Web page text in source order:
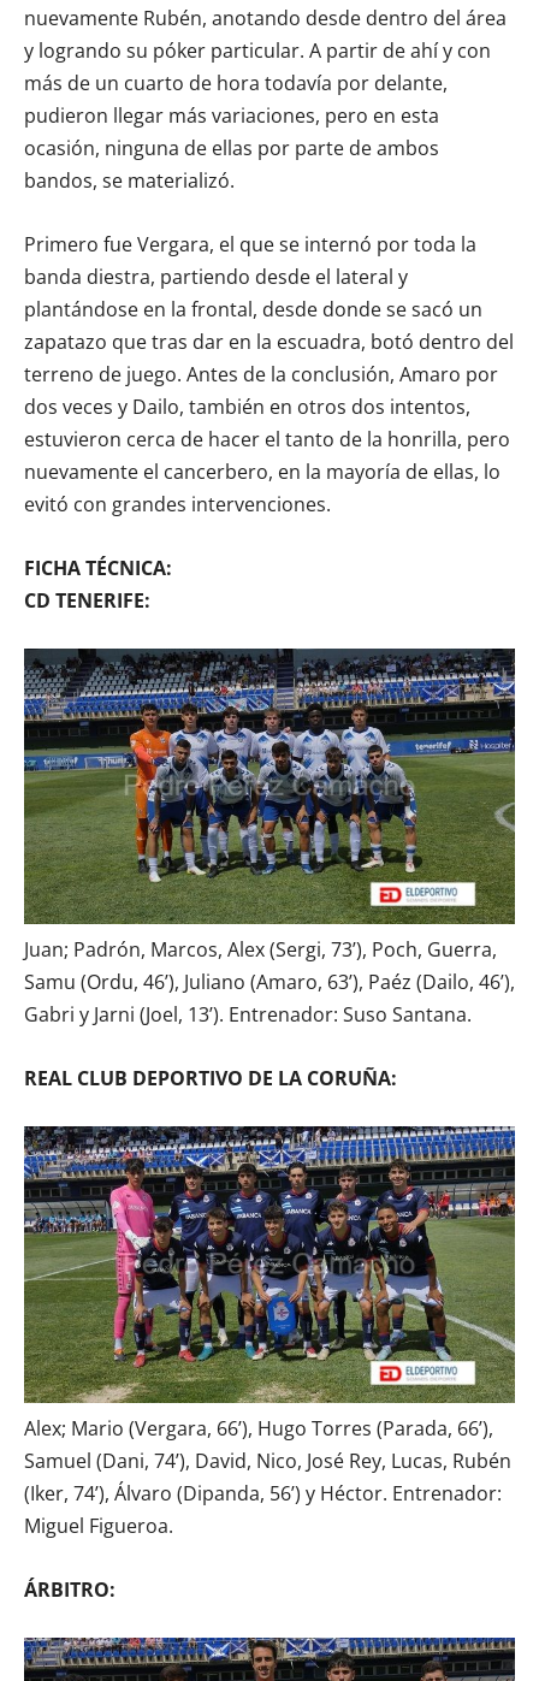
nuevamente Rubén, anotando desde dentro del área
y logrando su póker particular. A partir de ahí y con
más de un cuarto de hora todavía por delante,
pudieron llegar más variaciones, pero en esta
ocasión, ninguna de ellas por parte de ambos
bandos, se materializó.
Primero fue Vergara, el que se internó por toda la
banda diestra, partiendo desde el lateral y
plantándose en la frontal, desde donde se sacó un
zapatazo que tras dar en la escuadra, botó dentro del
terreno de juego. Antes de la conclusión, Amaro por
dos veces y Dailo, también en otros dos intentos,
estuvieron cerca de hacer el tanto de la honrilla, pero
nuevamente el cancerbero, en la mayoría de ellas, lo
evitó con grandes intervenciones.
FICHA TÉCNICA:
CD TENERIFE:
Juan; Padrón, Marcos, Alex (Sergi, 73’), Poch, Guerra,
Samu (Ordu, 46’), Juliano (Amaro, 63’), Paéz (Dailo, 46’),
Gabri y Jarni (Joel, 13’). Entrenador: Suso Santana.
REAL CLUB DEPORTIVO DE LA CORUÑA:
Alex; Mario (Vergara, 66’), Hugo Torres (Parada, 66’),
Samuel (Dani, 74’), David, Nico, José Rey, Lucas, Rubén
(Iker, 74’), Álvaro (Dipanda, 56’) y Héctor. Entrenador:
Miguel Figueroa.
ÁRBITRO: